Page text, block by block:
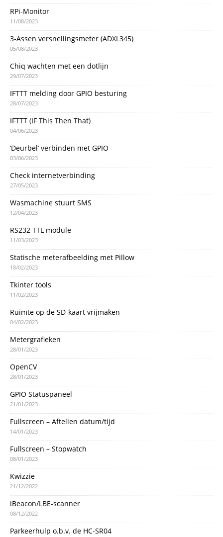
RPi-Monitor
11/08/2023
3-Assen versnellingsmeter (ADXL345)
05/08/2023
Chiq wachten met een dotlijn
29/07/2023
IFTTT melding door GPIO besturing
28/07/2023
IFTTT (IF This Then That)
04/06/2023
‘Deurbel’ verbinden met GPIO
03/06/2023
Check internetverbinding
27/05/2023
Wasmachine stuurt SMS
12/04/2023
RS232 TTL module
11/03/2023
Statische meterafbeelding met Pillow
18/02/2023
Tkinter tools
11/02/2023
Ruimte op de SD-kaart vrijmaken
04/02/2023
Metergrafieken
28/01/2023
OpenCV
28/01/2023
GPIO Statuspaneel
21/01/2023
Fullscreen – Aftellen datum/tijd
14/01/2023
Fullscreen – Stopwatch
08/01/2023
Kwizzie
21/12/2022
iBeacon/LBE-scanner
08/12/2022
Parkeerhulp o.b.v. de HC-SR04